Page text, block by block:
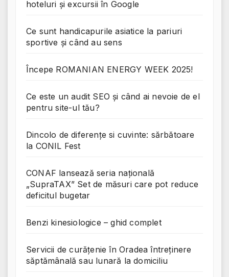
hoteluri și excursii în Google
Ce sunt handicapurile asiatice la pariuri
sportive și când au sens
Începe ROMANIAN ENERGY WEEK 2025!
Ce este un audit SEO și când ai nevoie de el
pentru site-ul tău?
Dincolo de diferențe si cuvinte: sărbătoare
la CONIL Fest
CONAF lansează seria națională
„SupraTAX” Set de măsuri care pot reduce
deficitul bugetar
Benzi kinesiologice – ghid complet
Servicii de curățenie în Oradea întreținere
săptămânală sau lunară la domiciliu